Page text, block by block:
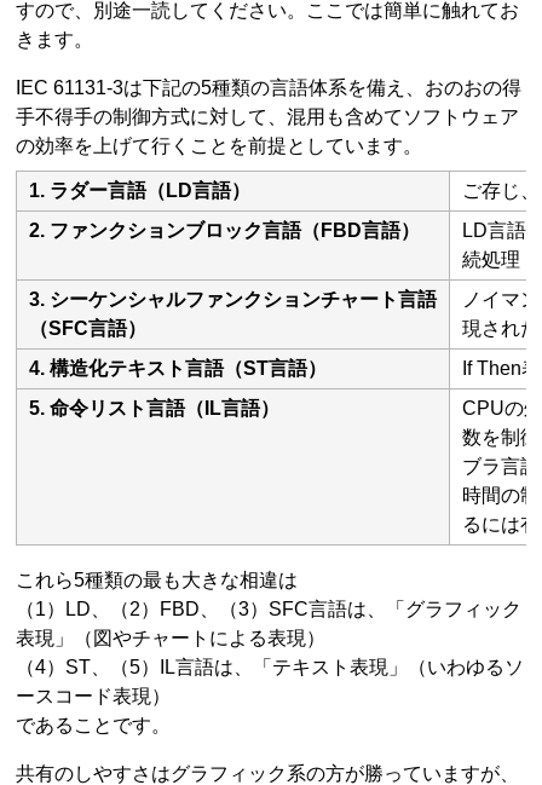
すので、別途一読してください。ここでは簡単に触れてお
きます。
IEC 61131-3は下記の5種類の言語体系を備え、おのおの得
手不得手の制御方式に対して、混用も含めてソフトウェア
の効率を上げて行くことを前提としています。
1. ラダー言語（LD言語）
ご存じ
2. ファンクションブロック言語（FBD言語）
LD言語
続処理
3. シーケンシャルファンクションチャート言語
（SFC言語）
ノイマ
現され
4. 構造化テキスト言語（ST言語）
If Then
5. 命令リスト言語（IL言語）
CPUの
数を制
ブラ言
時間の
るには
これら5種類の最も大きな相違は
（1）LD、（2）FBD、（3）SFC言語は、「グラフィック
表現」（図やチャートによる表現）
（4）ST、（5）IL言語は、「テキスト表現」（いわゆるソ
ースコード表現）
であることです。
共有のしやすさはグラフィック系の方が勝っていますが、